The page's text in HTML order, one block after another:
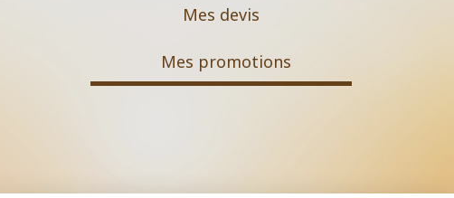
Mes devis
Mes promotions